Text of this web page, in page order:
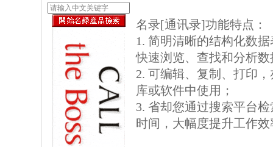
名录[通讯录]功能特点：
1. 简明清晰的结构化数
快速浏览、查找和分析数
2. 可编辑、复制、打印
库或软件中使用；
3. 省却您通过搜索平台
时间，大幅度提升工作效